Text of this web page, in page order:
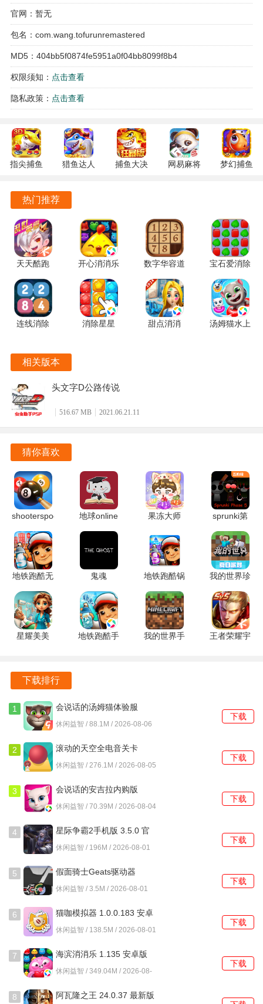
入弯后适当加速，点击手刹后迅速松开，启动漂移动作。
2、降档与转向
向弯道方向打方向盘，同时迅速踩下离合并降低档位，保持
引擎转速。
立即反打方向盘，同时继续给油，维持漂移姿态。
4、漂移中持续给油
在漂移过程中需要持续给油，保持后轮空转，确保车辆不会
失控。
即将出弯时，及时回正方向盘，使车辆恢复稳定行驶状态。
头文字D游戏优势
官网：暂无
包名：com.wang.tofurunremastered
MD5：404bb5f0874fe5951a0f04bb8099f8b4
权限须知： 点击查看
隐私政策： 点击查看
指尖捕鱼
安卓版
猎鱼达人
卓版
捕鱼大决
网易麻将
梦幻捕鱼
热门推荐
天天酷跑
1.0.139.0
手机版
开心消消乐
1.159 手机
版
数字华容道
2.15 手机
版
宝石爱消除
1.0.5 手机
版
连线消除
消除星星
甜点消消
汤姆猫水上
相关版本
头文字D公路传说
516.67 MB 2021.06.21.11
猜你喜欢
shooterspool
2.4.3 安卓
版
地球online
1.0.5 安卓
果冻大师
版
sprunki第
五阶段
v1.1.1 安卓
版
地铁跑酷无
需实名认证
2.38.0 安卓
版
鬼魂
1.85.10 安
卓版
地铁跑酷锅
铲QAQ定
制版 7.04.0
安卓版
我的世界珍
妮MOD
v1.20.32.03
官方安卓版
星耀美美
地铁跑酷手
我的世界手
王者荣耀宇
下载排行
1
会说话的汤姆猫体验服
3.10.0.890 手机版
休闲益智 / 88.1M / 2026-08-06
下载
2
滚动的天空全电音关卡
5.1.3 安卓版
休闲益智 / 276.1M / 2026-08-05
下载
3
会说话的安吉拉内购版
3195 安卓版
休闲益智 / 70.39M / 2026-08-04
下载
4
星际争霸2手机版 3.5.0 官
方版
休闲益智 / 196M / 2026-08-01
下载
5
假面骑士Geats驱动器
1.0.0 安卓版
休闲益智 / 3.5M / 2026-08-01
下载
6
猫咖模拟器 1.0.0.183 安卓
版
休闲益智 / 138.5M / 2026-08-01
下载
7 海滨消消乐 1.135 安卓版
休闲益智 / 349.04M / 2026-08-
下载
8
阿瓦隆之王 24.0.37 最新版